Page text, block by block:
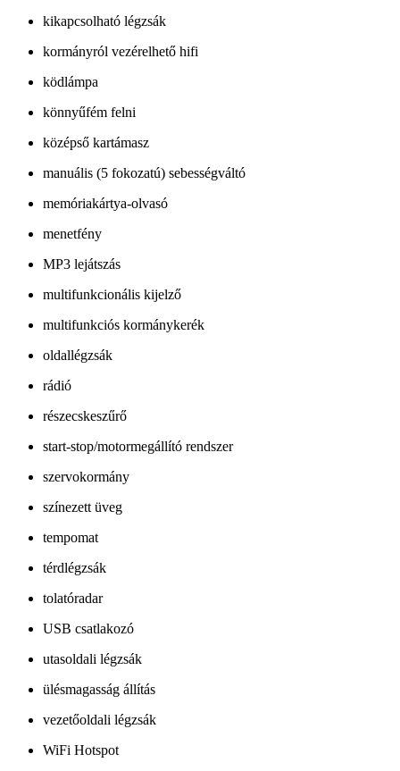
kikapcsolható légzsák
kormányról vezérelhető hifi
ködlámpa
könnyűfém felni
középső kartámasz
manuális (5 fokozatú) sebességváltó
memóriakártya-olvasó
menetfény
MP3 lejátszás
multifunkcionális kijelző
multifunkciós kormánykerék
oldallégzsák
rádió
részecskeszűrő
start-stop/motormegállító rendszer
szervokormány
színezett üveg
tempomat
térdlégzsák
tolatóradar
USB csatlakozó
utasoldali légzsák
ülésmagasság állítás
vezetőoldali légzsák
WiFi Hotspot